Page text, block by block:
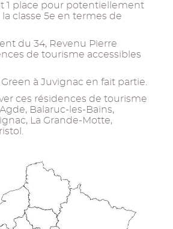
1 place pour potentiellement
classe 5e en termes de
du 34, Revenu Pierre
de tourisme accessibles
Green à Juvignac en fait partie.
ces résidences de tourisme
Balaruc-les-Bains,
La Grande-Motte,